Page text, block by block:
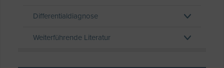
Differentialdiagnose
Weiterführende Literatur